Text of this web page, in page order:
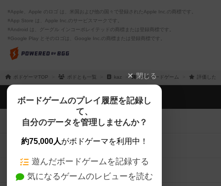
※Apple、Apple のロゴ は、米国および他の国々で登録されたApple Inc.の商標です。
※App Store は、Apple Inc.のサービスマークです。
※Android は、グーグル インコーポレイテッドの商標または登録商標です。
※Google Play とそのロゴは、Google Inc.の商標または登録商標です。
ボドゲーマTOP ボドとも一覧 kaz マイボードゲーム 評価した
閉じる
ボードゲームのプレイ履歴を記録し
て、
自分のデータを管理しませんか？
約75,000人がボドゲーマを利用中！
遊んだボードゲームを記録する
気になるゲームのレビューを読む
ボドゲーマTOP
ボードゲームを検索する
ボードゲームの新着レビュー
ボードゲーム会情報